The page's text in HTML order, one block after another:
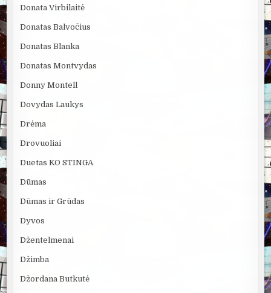
Donata Virbilaitė
Donatas Balvočius
Donatas Blanka
Donatas Montvydas
Donny Montell
Dovydas Laukys
Drėma
Drovuoliai
Duetas KO STINGA
Dūmas
Dūmas ir Grūdas
Dyvos
Džentelmenai
Džimba
Džordana Butkutė